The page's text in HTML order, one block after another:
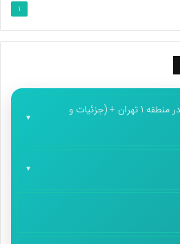
1
بهترین کلینیک های زیبایی در منطقه 1 تهران + (جزئیات و